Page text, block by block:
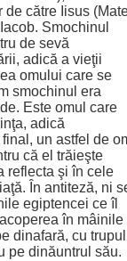
către Iisus
Smochinul
de sevă
adică a vieţii
omului care se
smochinul era
Este omul care
adică
un astfel de
că el trăieşte
reflecta şi în cele
În antiteză, ni
egiptencei ce îl
în mâinile
dinafară, cu
pe dinăuntrul său.